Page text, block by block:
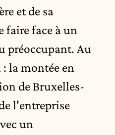
et de sa
faire face à un
préoccupant. Au
la montée en
de Bruxelles-
l'entreprise
un